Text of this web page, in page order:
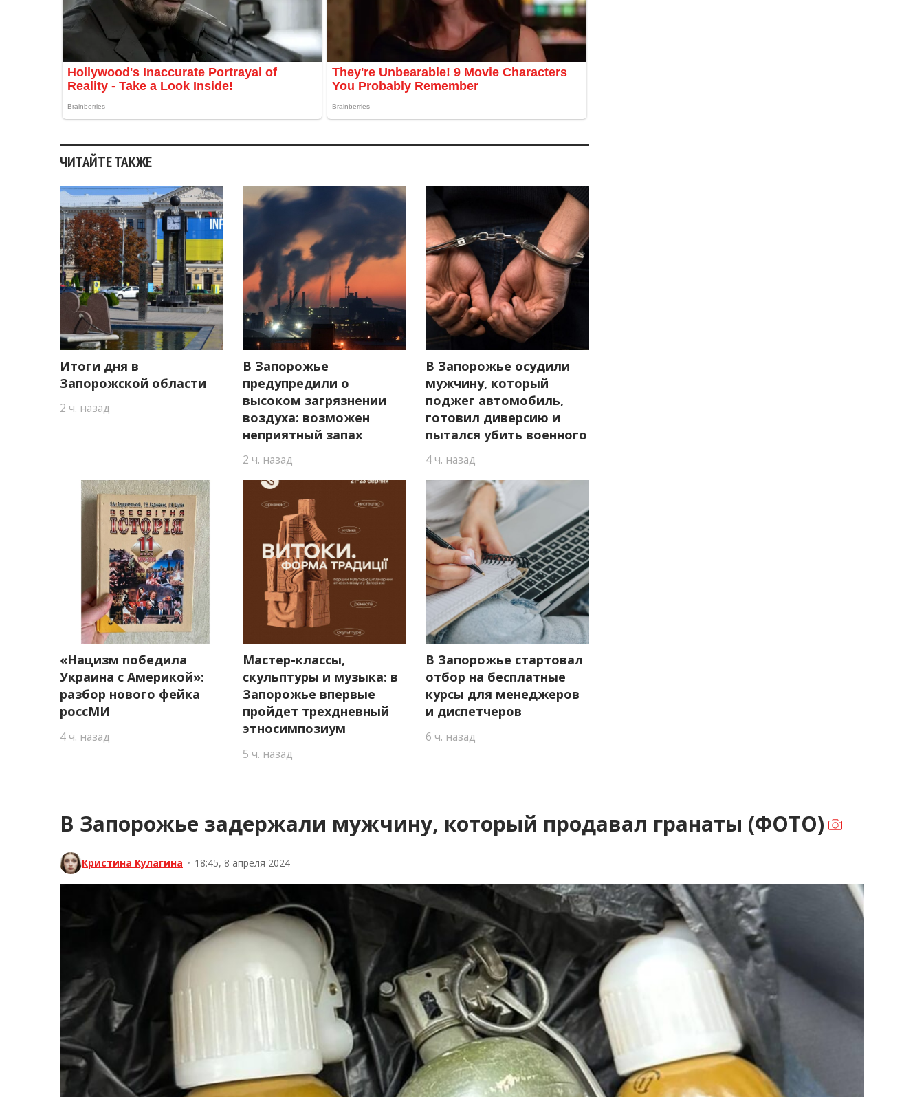
ЧИТАЙТЕ ТАКЖЕ
Итоги дня в
Запорожской области
2 ч. назад
В Запорожье
предупредили о
высоком загрязнении
воздуха: возможен
неприятный запах
2 ч. назад
В Запорожье осудили
мужчину, который
поджег автомобиль,
готовил диверсию и
пытался убить военного
4 ч. назад
«Нацизм победила
Украина с Америкой»:
разбор нового фейка
россМИ
4 ч. назад
Мастер-классы,
скульптуры и музыка: в
Запорожье впервые
пройдет трехдневный
этносимпозиум
5 ч. назад
В Запорожье стартовал
отбор на бесплатные
курсы для менеджеров
и диспетчеров
6 ч. назад
В Запорожье задержали мужчину, который продавал гранаты (ФОТО)
Кристина Кулагина • 18:45, 8 апреля 2024